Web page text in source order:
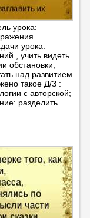
урока:
урока:
, учить видеть
обстановки,
над развитием
такое Д/З :
с авторской;
разделить